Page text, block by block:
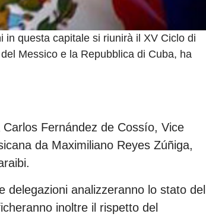
questa capitale si riunirà il XV Ciclo di
Messico e la Repubblica di Cuba, ha
Fernández de Cossío, Vice
da Maximiliano Reyes Zúñiga,
delegazioni analizzeranno lo stato del
inoltre il rispetto del